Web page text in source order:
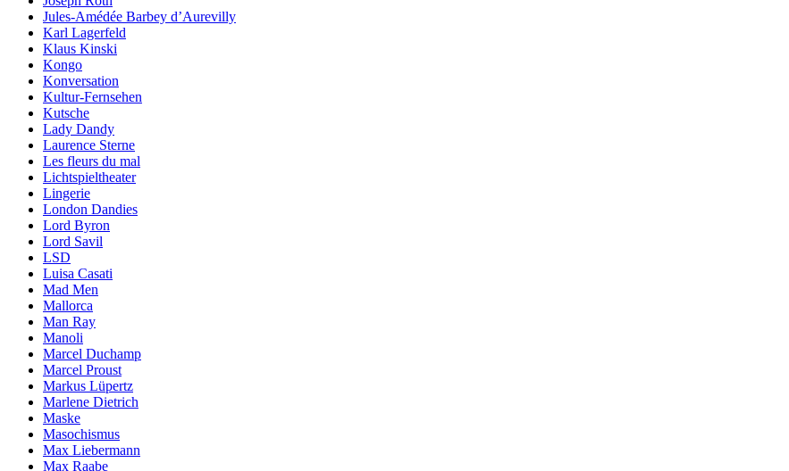
Jules-Amédée Barbey d’Aurevilly
Karl Lagerfeld
Klaus Kinski
Kongo
Konversation
Kultur-Fernsehen
Kutsche
Lady Dandy
Laurence Sterne
Les fleurs du mal
Lichtspieltheater
Lingerie
London Dandies
Lord Byron
Lord Savil
LSD
Luisa Casati
Mad Men
Mallorca
Man Ray
Manoli
Marcel Duchamp
Marcel Proust
Markus Lüpertz
Marlene Dietrich
Maske
Masochismus
Max Liebermann
Max Raabe